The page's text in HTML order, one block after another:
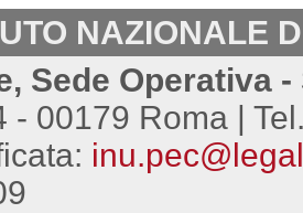
NAZIONALE
Sede Operativa
- 00179 Roma |